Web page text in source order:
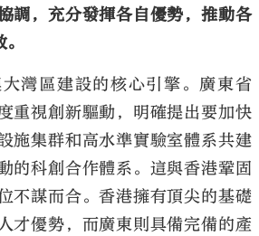
調，充分發揮各自優勢，推動各
灣區建設的核心引擎。廣東省
重視創新驅動，明確提出要加快
施集群和高水準實驗室體系共建
的科創合作體系。這與香港鞏固
不謀而合。香港擁有頂尖的基礎
才優勢，而廣東則具備完備的產